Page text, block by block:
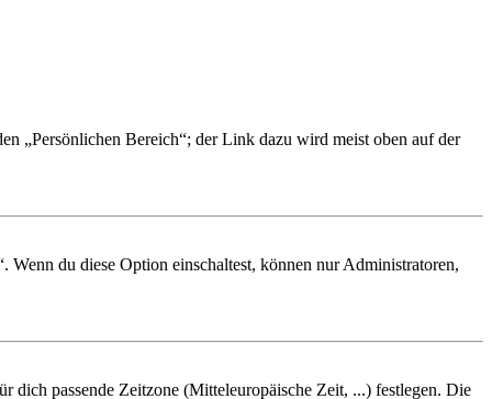
„Persönlichen Bereich“; der Link dazu wird meist oben auf der
du diese Option einschaltest, können nur Administratoren,
dich passende Zeitzone (Mitteleuropäische Zeit, ...) festlegen. Die